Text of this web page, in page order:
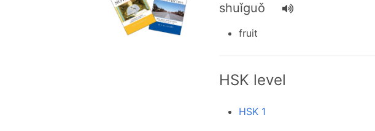
shuǐguǒ
fruit
HSK level
HSK 1